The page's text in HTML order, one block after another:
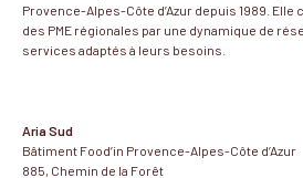
Provence-Alpes-Côte d’Azur depuis 1989.
des PME régionales par une dynamique de
services adaptés à leurs besoins.
Aria Sud
Bâtiment Food’in Provence-Alpes-Côte d’Azur
885, Chemin de la Forêt